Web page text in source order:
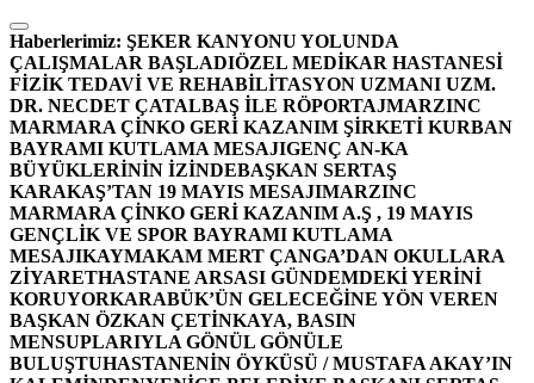
İçeriğe
atla
Haberlerimiz: ŞEKER KANYONU YOLUNDA
ÇALIŞMALAR BAŞLADIÖZEL MEDİKAR HASTANESİ
FİZİK TEDAVİ VE REHABİLİTASYON UZMANI UZM.
DR. NECDET ÇATALBAŞ İLE RÖPORTAJMARZINC
MARMARA ÇİNKO GERİ KAZANIM ŞİRKETİ KURBAN
BAYRAMI KUTLAMA MESAJIGENÇ AN-KA
BÜYÜKLERİNİN İZİNDEBAŞKAN SERTAŞ
KARAKAŞ’TAN 19 MAYIS MESAJIMARZINC
MARMARA ÇİNKO GERİ KAZANIM A.Ş , 19 MAYIS
GENÇLİK VE SPOR BAYRAMI KUTLAMA
MESAJIKAYMAKAM MERT ÇANGA’DAN OKULLARA
ZİYARETHASTANE ARSASI GÜNDEMDEKİ YERİNİ
KORUYORKARABÜK’ÜN GELECEĞİNE YÖN VEREN
BAŞKAN ÖZKAN ÇETİNKAYA, BASIN
MENSUPLARIYLA GÖNÜL GÖNÜLE
BULUŞTUHASTANENİN ÖYKÜSÜ / MUSTAFA AKAY’IN